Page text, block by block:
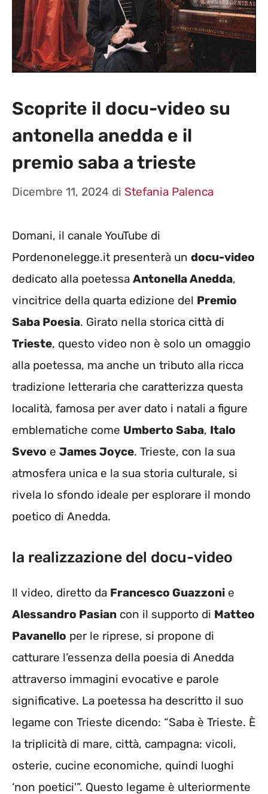
Scoprite il docu-video su
antonella anedda e il
premio saba a trieste
Dicembre 11, 2024 di Stefania Palenca
Domani, il canale YouTube di
Pordenonelegge.it presenterà un docu-video
dedicato alla poetessa Antonella Anedda,
vincitrice della quarta edizione del Premio
Saba Poesia. Girato nella storica città di
Trieste, questo video non è solo un omaggio
alla poetessa, ma anche un tributo alla ricca
tradizione letteraria che caratterizza questa
località, famosa per aver dato i natali a figure
emblematiche come Umberto Saba, Italo
Svevo e James Joyce. Trieste, con la sua
atmosfera unica e la sua storia culturale, si
rivela lo sfondo ideale per esplorare il mondo
poetico di Anedda.
la realizzazione del docu-video
Il video, diretto da Francesco Guazzoni e
Alessandro Pasian con il supporto di Matteo
Pavanello per le riprese, si propone di
catturare l’essenza della poesia di Anedda
attraverso immagini evocative e parole
significative. La poetessa ha descritto il suo
legame con Trieste dicendo: “Saba è Trieste. È
la triplicità di mare, città, campagna: vicoli,
osterie, cucine economiche, quindi luoghi
‘non poetici'”. Questo legame è ulteriormente